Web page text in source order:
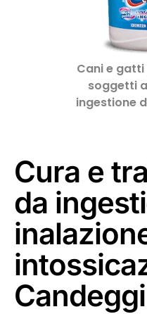
Cani e
soggetti
ingestione
Cura e
da